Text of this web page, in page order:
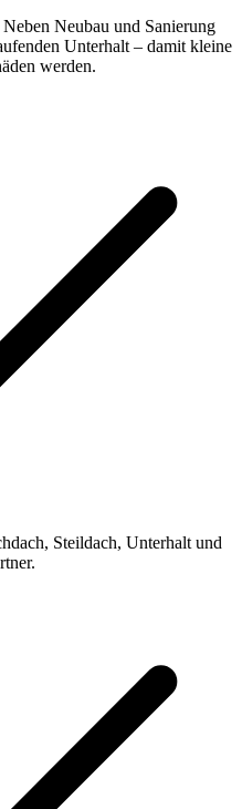
Neubau und Sanierung
Unterhalt – damit kleine
werden.
Steildach, Unterhalt und